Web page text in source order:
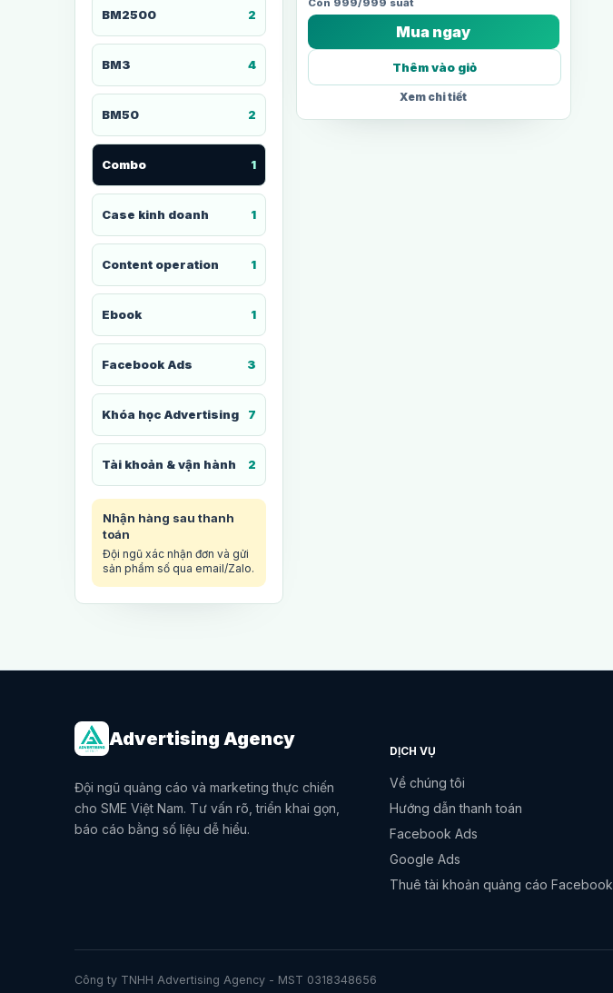
BM2500 2
BM3 4
BM50 2
Combo 1
Case kinh doanh 1
Content operation 1
Ebook 1
Facebook Ads 3
Khóa học Advertising 7
Tài khoản & vận hành 2
Nhận hàng sau thanh
toán
Đội ngũ xác nhận đơn và gửi
sản phẩm số qua email/Zalo.
Còn 999/999 suất
Mua ngay
Thêm vào giỏ
Xem chi tiết
Advertising Agency
Đội ngũ quảng cáo và marketing thực chiến
cho SME Việt Nam. Tư vấn rõ, triển khai gọn,
báo cáo bằng số liệu dễ hiểu.
DỊCH VỤ
Về chúng tôi
Hướng dẫn thanh toán
Facebook Ads
Google Ads
Thuê tài khoản quảng cáo Facebook
Công ty TNHH Advertising Agency - MST 0318348656